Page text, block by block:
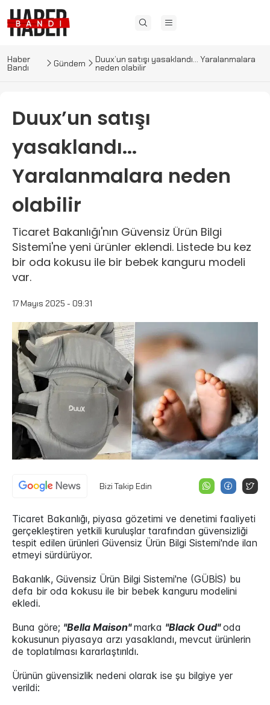
Haber
Bandı Gündem Duux’un satışı yasaklandı... Yaralanmalara
neden olabilir
Duux’un satışı
yasaklandı...
Yaralanmalara neden
olabilir
Ticaret Bakanlığı'nın Güvensiz Ürün Bilgi
Sistemi'ne yeni ürünler eklendi. Listede bu kez
bir oda kokusu ile bir bebek kanguru modeli
var.
17 Mayıs 2025 - 09:31
Bizi Takip Edin
Ticaret Bakanlığı, piyasa gözetimi ve denetimi faaliyeti
gerçekleştiren yetkili kuruluşlar tarafından güvensizliği
tespit edilen ürünleri Güvensiz Ürün Bilgi Sistemi'nde ilan
etmeyi sürdürüyor.
Bakanlık, Güvensiz Ürün Bilgi Sistemi'ne (GÜBİS) bu
defa bir oda kokusu ile bir bebek kanguru modelini
ekledi.
Buna göre; "Bella Maison"marka "Black Oud"oda
kokusunun piyasaya arzı yasaklandı, mevcut ürünlerin
de toplatılması kararlaştırıldı.
Ürünün güvensizlik nedeni olarak ise şu bilgiye yer
verildi: